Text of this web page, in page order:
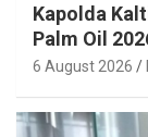
Kapolda
Palm Oil
6 August 2026